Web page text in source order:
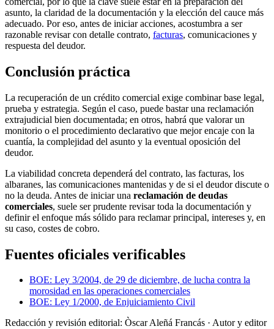
asunto, la claridad de la documentación y la elección del cauce más
adecuado. Por eso, antes de iniciar acciones, acostumbra a ser
razonable revisar con detalle contrato, facturas, comunicaciones y
respuesta del deudor.
Conclusión práctica
La recuperación de un crédito comercial exige combinar base legal,
prueba y estrategia. Según el caso, puede bastar una reclamación
extrajudicial bien documentada; en otros, habrá que valorar un
monitorio o el procedimiento declarativo que mejor encaje con la
cuantía, la complejidad del asunto y la eventual oposición del
deudor.
La viabilidad concreta dependerá del contrato, las facturas, los
albaranes, las comunicaciones mantenidas y de si el deudor discute o
no la deuda. Antes de iniciar una reclamación de deudas
comerciales, suele ser prudente revisar toda la documentación y
definir el enfoque más sólido para reclamar principal, intereses y, en
su caso, costes de cobro.
Fuentes oficiales verificables
BOE: Ley 3/2004, de 29 de diciembre, de lucha contra la
morosidad en las operaciones comerciales
BOE: Ley 1/2000, de Enjuiciamiento Civil
Redacción y revisión editorial: Òscar Aleñá Francás · Autor y editor